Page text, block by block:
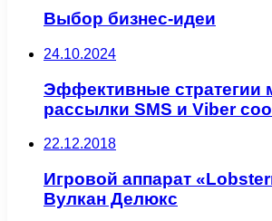
Выбор бизнес-идеи
24.10.2024
Эффективные стратегии
рассылки SMS и Viber
22.12.2018
Игровой аппарат
Вулкан Делюкс